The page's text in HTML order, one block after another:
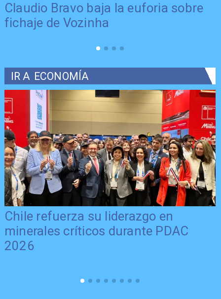
Claudio Bravo baja la euforia sobre
fichaje de Vozinha
IR A ECONOMÍA
Chile refuerza su liderazgo en
minerales críticos durante PDAC
2026